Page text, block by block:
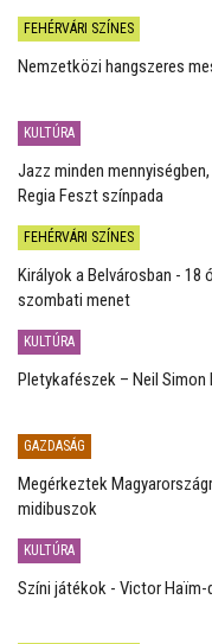
FEHÉRVÁRI SZÍNES
Nemzetközi hangszeres
KULTÚRA
Jazz minden
Regia Feszt színpada
FEHÉRVÁRI SZÍNES
Királyok a Belvárosban - 18
szombati menet
KULTÚRA
Pletykafészek – Neil Simon
GAZDASÁG
Megérkeztek
midibuszok
KULTÚRA
Színi játékok - Victor Haïm-